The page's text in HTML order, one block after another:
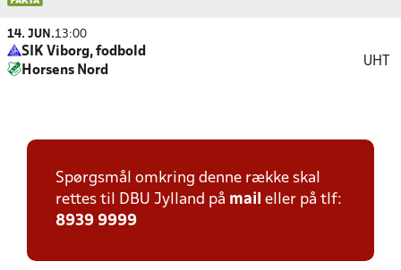
14. JUN.13:00
SIK Viborg, fodbold
Horsens Nord
UHT
Spørgsmål omkring denne række skal
rettes til DBU Jylland på mail eller på tlf:
8939 9999